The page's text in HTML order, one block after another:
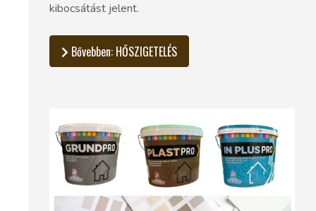
kibocsátást jelent.
Bővebben: HŐSZIGETELÉS